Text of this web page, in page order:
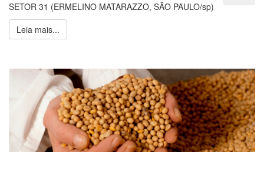
SETOR 31 (ERMELINO MATARAZZO, SÃO PAULO/sp)
Leia mais...